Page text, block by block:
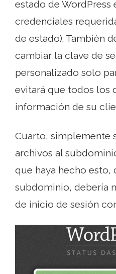
estado de WordPress
credenciales
de estado). También
cambiar la clave de
personalizado solo
evitará que todos los
información de su
Cuarto, simplemente
archivos al
que haya hecho esto,
subdominio, debería
de inicio de sesión